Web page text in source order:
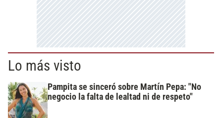
Lo más visto
Pampita se sinceró sobre Martín Pepa: "No
negocio la falta de lealtad ni de respeto"